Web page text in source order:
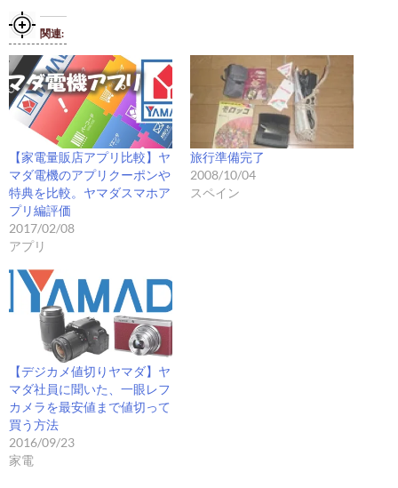
関連
【家電量販店アプリ比較】ヤ
マダ電機のアプリクーポンや
特典を比較。ヤマダスマホア
プリ編評価
2017/02/08
アプリ
旅行準備完了
2008/10/04
スペイン
【デジカメ値切りヤマダ】ヤ
マダ社員に聞いた、一眼レフ
カメラを最安値まで値切って
買う方法
2016/09/23
家電